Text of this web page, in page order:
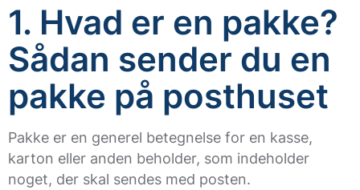
1. Hvad er en pakke?
Sådan sender du en
pakke på posthuset
Pakke er en generel betegnelse for en kasse,
karton eller anden beholder, som indeholder
noget, der skal sendes med posten.